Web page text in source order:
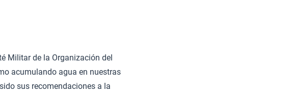
Militar de la Organización del
acumulando agua en nuestras
sus recomendaciones a la